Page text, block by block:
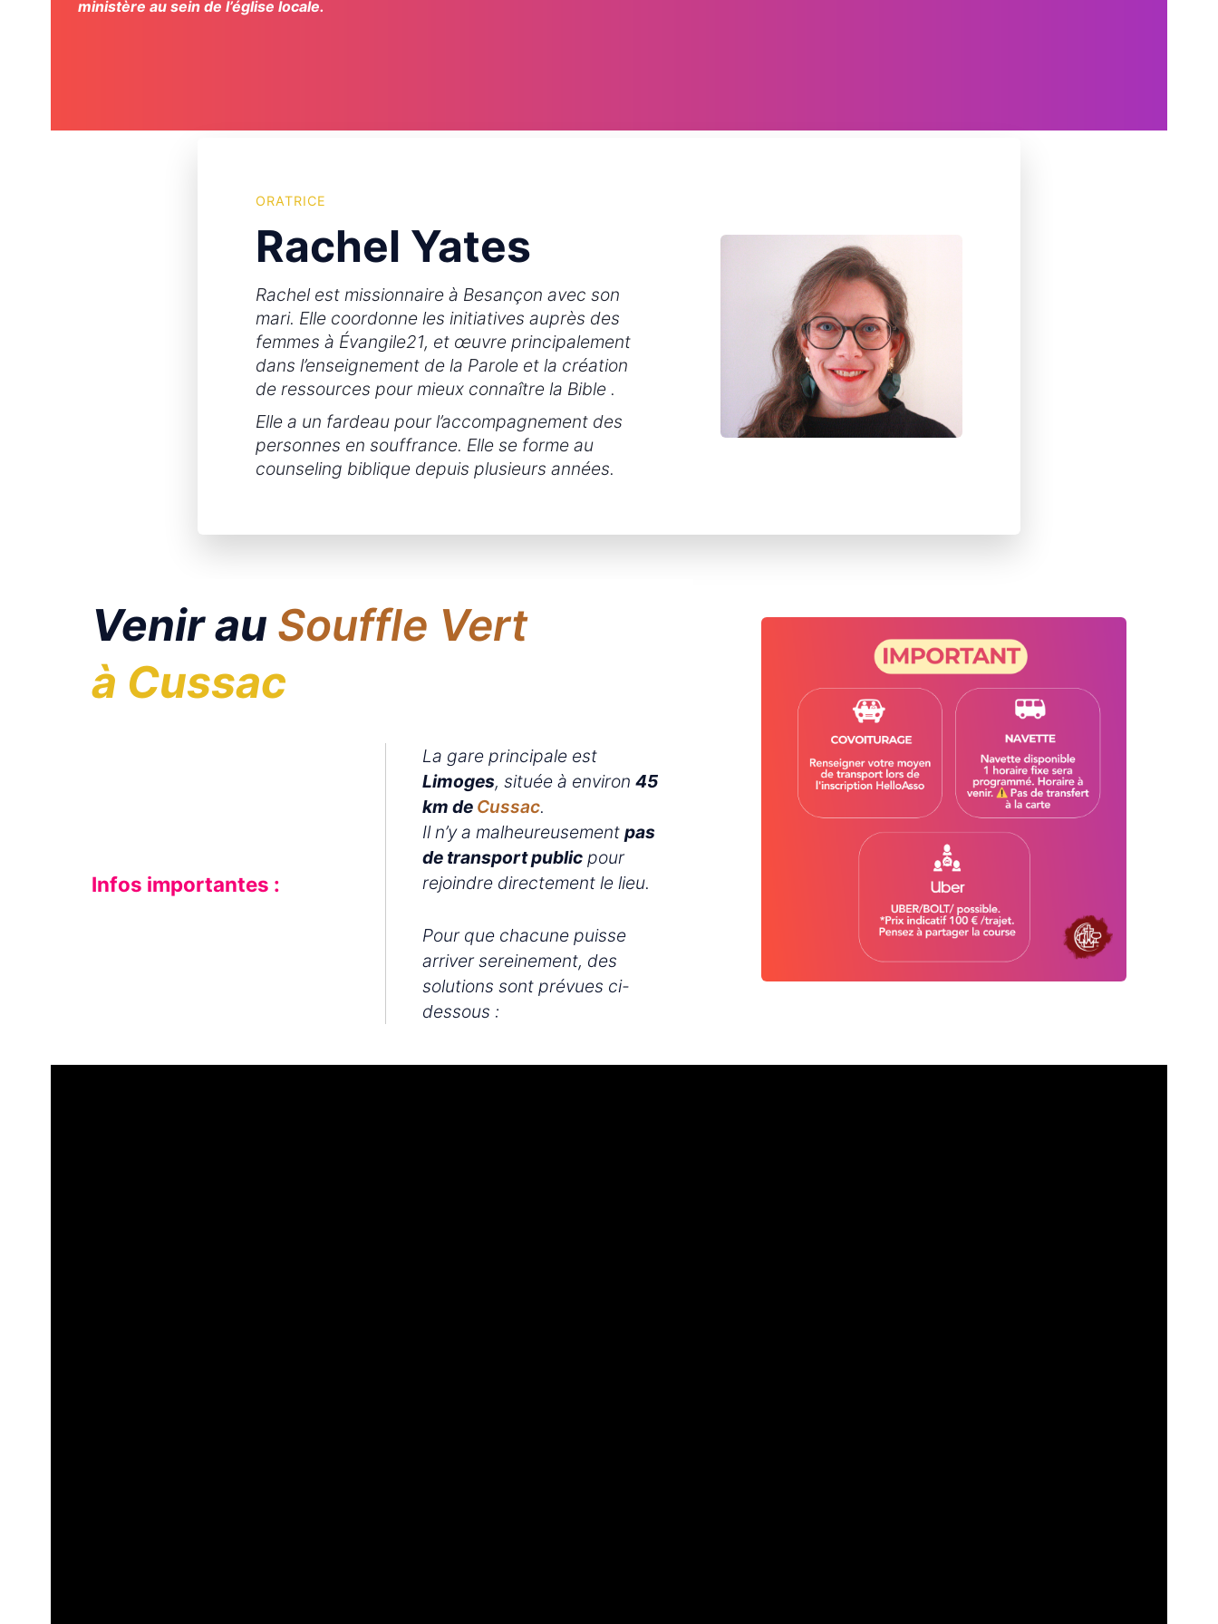
ministère au sein de l’église locale.
ORATRICE
Rachel Yates
Rachel est missionnaire à Besançon avec son
mari. Elle coordonne les initiatives auprès des
femmes à Évangile21, et œuvre principalement
dans l’enseignement de la Parole et la création
de ressources pour mieux connaître la Bible .
Elle a un fardeau pour l’accompagnement des
personnes en souffrance. Elle se forme au
counseling biblique depuis plusieurs années.
Venir au Souffle Vert
à Cussac
Infos importantes :
La gare principale est
Limoges, située à environ 45
km de Cussac.
Il n’y a malheureusement pas
de transport publicpour
rejoindre directement le lieu.
Pour que chacune puisse
arriver sereinement, des
solutions sont prévues ci-
dessous :